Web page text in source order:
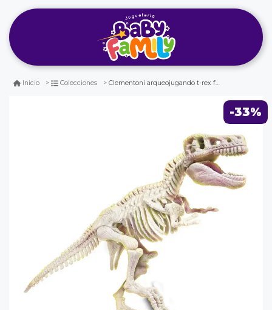
Inicio Colecciones Clementoni arqueojugando t-rex fosforecente
-33%